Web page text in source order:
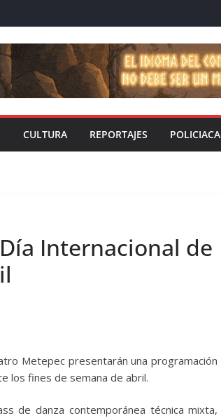
CULTURA REPORTAJES POLICIACA
Internacional de
Metepec presentarán una programación
los fines de semana de abril.
de danza contemporánea técnica mixta,